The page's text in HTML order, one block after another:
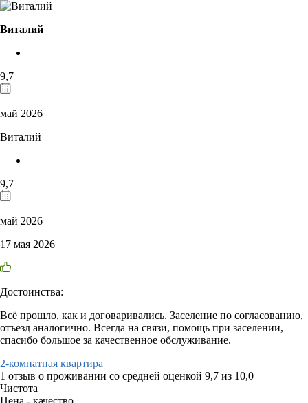
Виталий
9,7
май 2026
Виталий
9,7
май 2026
17 мая 2026
Достоинства:
Всё прошло, как и договаривались. Заселение по согласованию,
отъезд аналогично. Всегда на связи, помощь при заселении,
спасибо большое за качественное обслуживание.
2-комнатная квартира
1 отзыв о проживании со средней оценкой 9,7 из 10,0
Чистота
Цена - качество